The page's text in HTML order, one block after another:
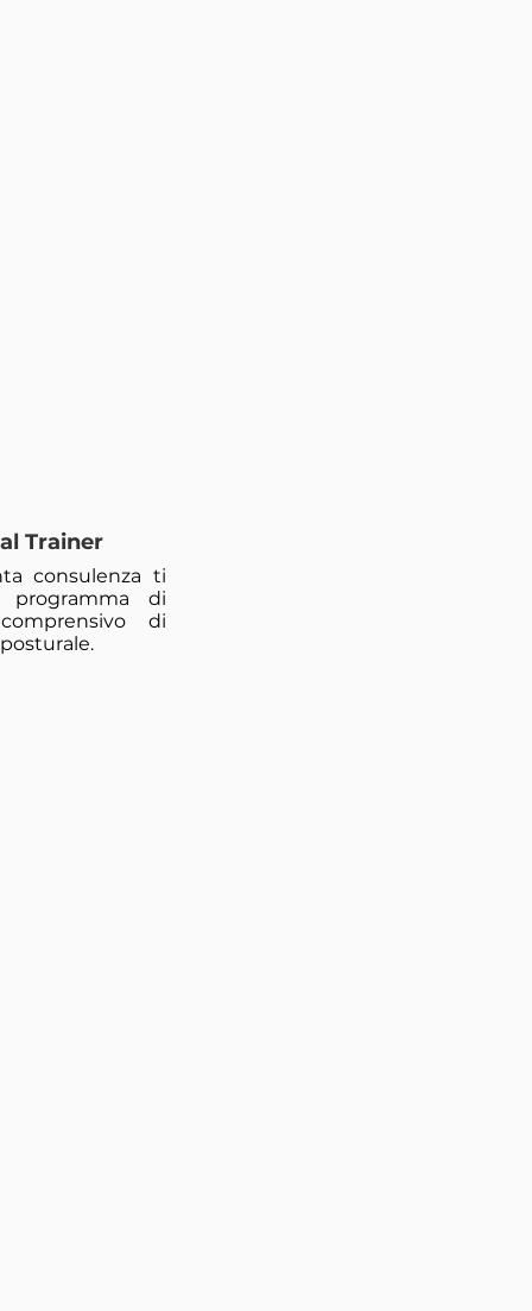
Trainer
consulenza ti
programma di
di